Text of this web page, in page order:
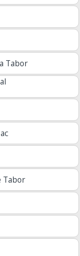
Tabor
Tabor